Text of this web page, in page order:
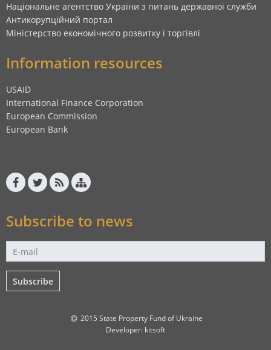
Національне агентство України з питань державної служби
Антикорупційний портал
Міністерство економічного розвитку і торгівлі
Information resources
USAID
International Finance Corporation
European Commission
European Bank
Subscribe to news
Subscribe
2015 State Property Fund of Ukraine
Developer: kitsoft